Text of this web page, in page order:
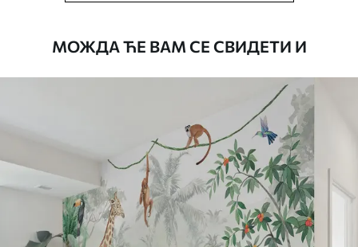
водом.
Standard
45.00 .00€/m²
Premium
МОЖДА ЋЕ ВАМ СЕ СВИДЕТИ И